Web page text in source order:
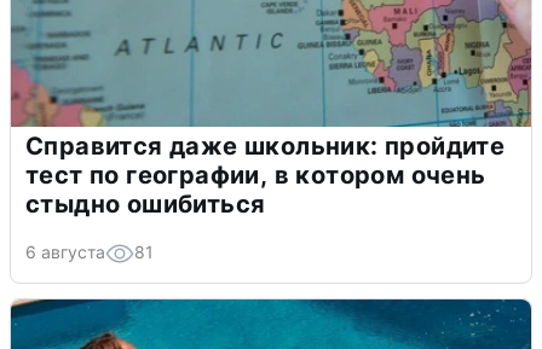
Справится даже школьник: пройдите
тест по географии, в котором очень
стыдно ошибиться
6 августа 81